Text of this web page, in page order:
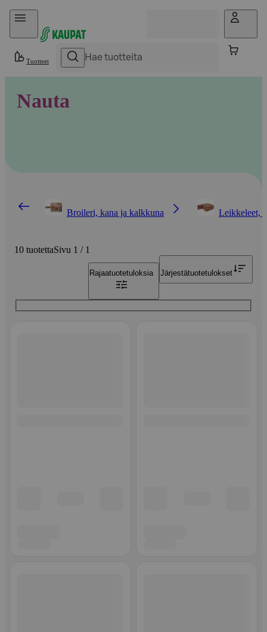
Hyppää sisältöön
Tuotteet
Nauta
Broileri, kana ja kalkkuna Leikkeleet,
10 tuotettaSivu 1 / 1
Rajaatuotetuloksia Järjestätuotetulokset